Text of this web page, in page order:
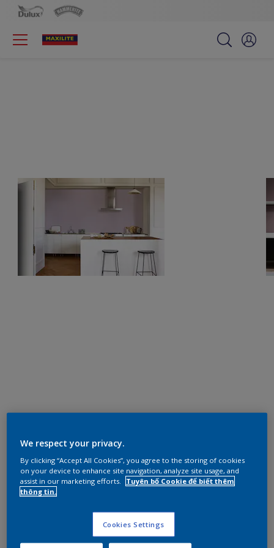
We respect your privacy.
By clicking “Accept All Cookies”, you agree to the storing of cookies
on your device to enhance site navigation, analyze site usage, and
assist in our marketing efforts.
Tuyên bố Cookie để biết thêm
thông tin.
Cookies Settings